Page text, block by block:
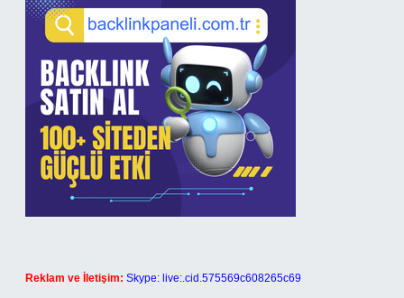
Reklam ve İletişim: Skype: live:.cid.575569c608265c69